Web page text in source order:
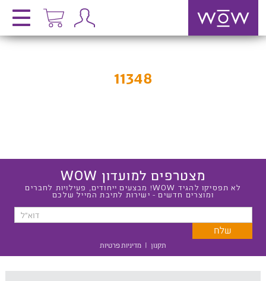
11348
מצטרפים למועדון WOW
לא תפסיקו להגיד WOW! מבצעים ייחודים, פעילויות לחברים
ומוצרים חדשים - ישירות לתיבת המייל שלכם
תקנון | מדיניות פרטיות